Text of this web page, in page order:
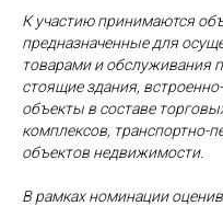
К участию принимаются
предназначенные для
товарами и обслуживания
стоящие здания,
объекты в составе
комплексов, транспортно-
объектов недвижимости.
В рамках номинации